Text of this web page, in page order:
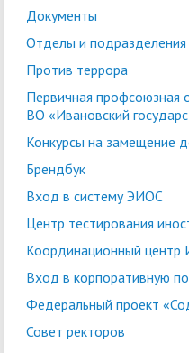
Документы
Отделы и подразделения
Против террора
Первичная профсоюзная
ВО «Ивановский
Конкурсы на замещение
Брендбук
Вход в систему ЭИОС
Центр тестирования
Координационный центр
Вход в корпоративную
Федеральный проект
Совет ректоров